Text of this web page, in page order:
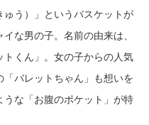
う）」というバスケットが
な男の子。名前の由来は、
くん」。女の子からの人気
バレットちゃん」も想いを
な「お腹のポケット」が特